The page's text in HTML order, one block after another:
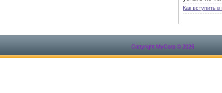
Как вступить
Copyright MyCorp © 2026